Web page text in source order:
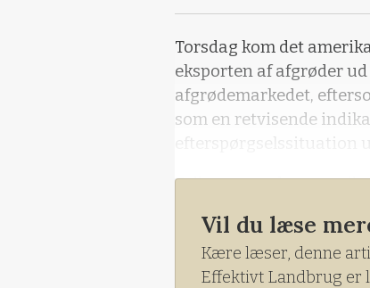
Torsdag kom det
eksporten af afgrøder
afgrødemarkedet,
som en retvisende
efterspørgselssituation
Tallene over den
Vil du læse
Kære læser, denne
Effektivt Landbrug er